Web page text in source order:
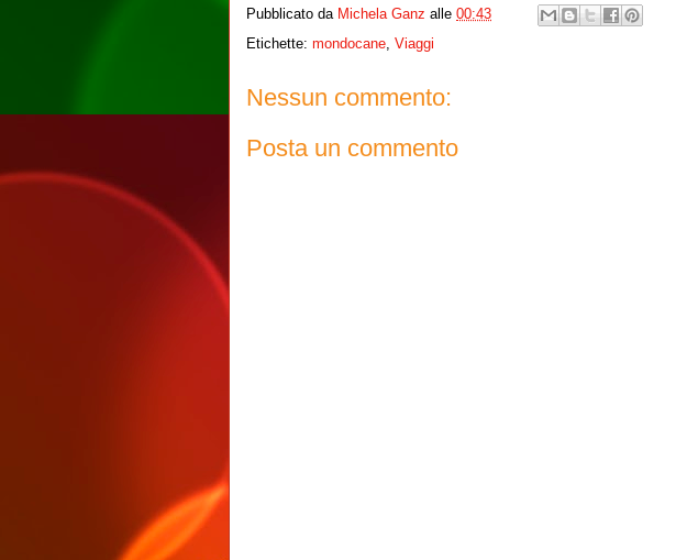
Pubblicato da Michela Ganz alle 00:43
Etichette: mondocane, Viaggi
Nessun commento:
Posta un commento